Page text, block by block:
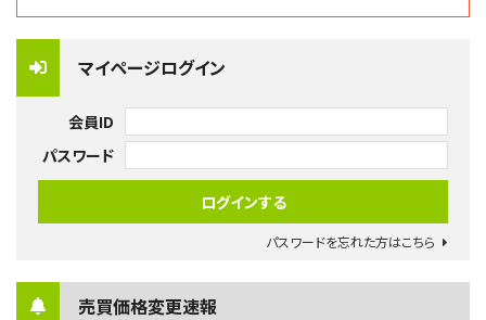
マイページログイン
会員ID
パスワード
パスワードを忘れた方はこちら
売買価格変更速報